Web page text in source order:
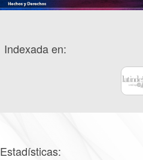
Indexada en:
Estadísticas: